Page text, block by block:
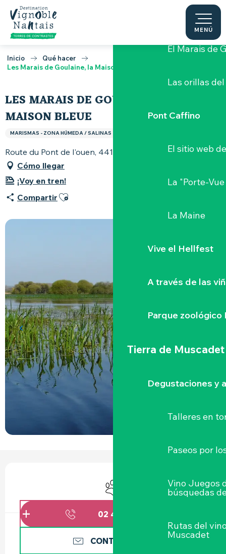
Aller
contenu
principal
MENÚ
Castillo de
El Marais de
Las orillas
Pont Caffino
El sitio web
La "Porte-Vue
La Maine
Vive el Hellfest
A través de las
Parque zoológico
Tierra de Muscadet
Degustaciones y
Talleres en
Paseos por
Vino Juegos
búsquedas
Rutas del
Muscadet
Inicio
Qué hacer
Les Marais de Goulaine, la Maison bleue
LES MARAIS DE GOULAINE, LA
MAISON BLEUE
MARISMAS - ZONA HÚMEDA / SALINAS
Route du Pont de l'ouen, 44115 Haute-Goulaine
Cómo llegar
¡Voy en tren!
Compartir Ajouter aux favoris
Se aceptan animales
02 40 54 92
CONTÁCTENOS